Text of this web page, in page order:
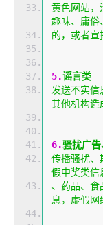
黄色网站，
趣味、庸俗
的，或者
5.谣言类
发送不实信
其他机构造
6.骚扰广
传播骚扰、
假中奖类信
、药品、食
息，虚假网